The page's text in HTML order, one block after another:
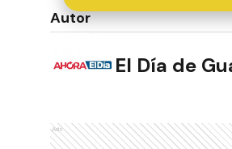
Autor
El Día de
Ads